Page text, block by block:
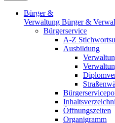
Bürger &
Verwaltung Bürger &
Bürgerservice
A-Z
Ausbildung
Öffnungszeiten
Organigramm